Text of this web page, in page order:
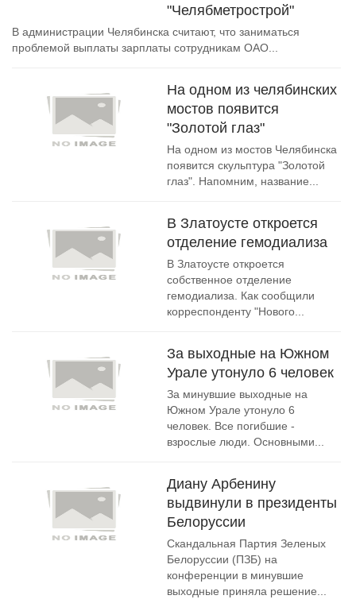
"Челябметрострой"
В администрации Челябинска считают, что заниматься
проблемой выплаты зарплаты сотрудникам ОАО...
На одном из челябинских
мостов появится
"Золотой глаз"
На одном из мостов Челябинска
появится скульптура "Золотой
глаз". Напомним, название...
В Златоусте откроется
отделение гемодиализа
В Златоусте откроется
собственное отделение
гемодиализа. Как сообщили
корреспонденту "Нового...
За выходные на Южном
Урале утонуло 6 человек
За минувшие выходные на
Южном Урале утонуло 6
человек. Все погибшие -
взрослые люди. Основными...
Диану Арбенину
выдвинули в президенты
Белоруссии
Скандальная Партия Зеленых
Белоруссии (ПЗБ) на
конференции в минувшие
выходные приняла решение...